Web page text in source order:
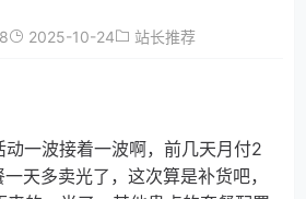
2025-10-24 站长推荐
一波接着一波啊，前几天月付2
天多卖光了，这次算是补货吧，